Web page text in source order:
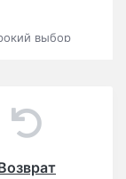
выбор
8
накладка